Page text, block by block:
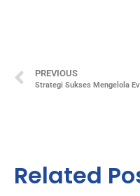
PREVIOUS
Related